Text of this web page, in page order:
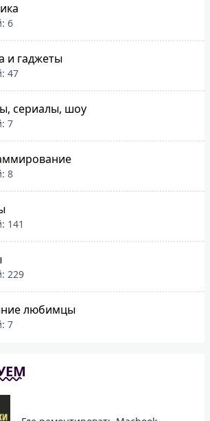
6
и гаджеты
47
сериалы, шоу
7
8
141
229
любимцы
7